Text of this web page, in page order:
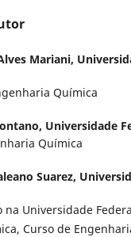
Mariani,
Química
Universidade
Química
Suarez,
Universidade
Curso de